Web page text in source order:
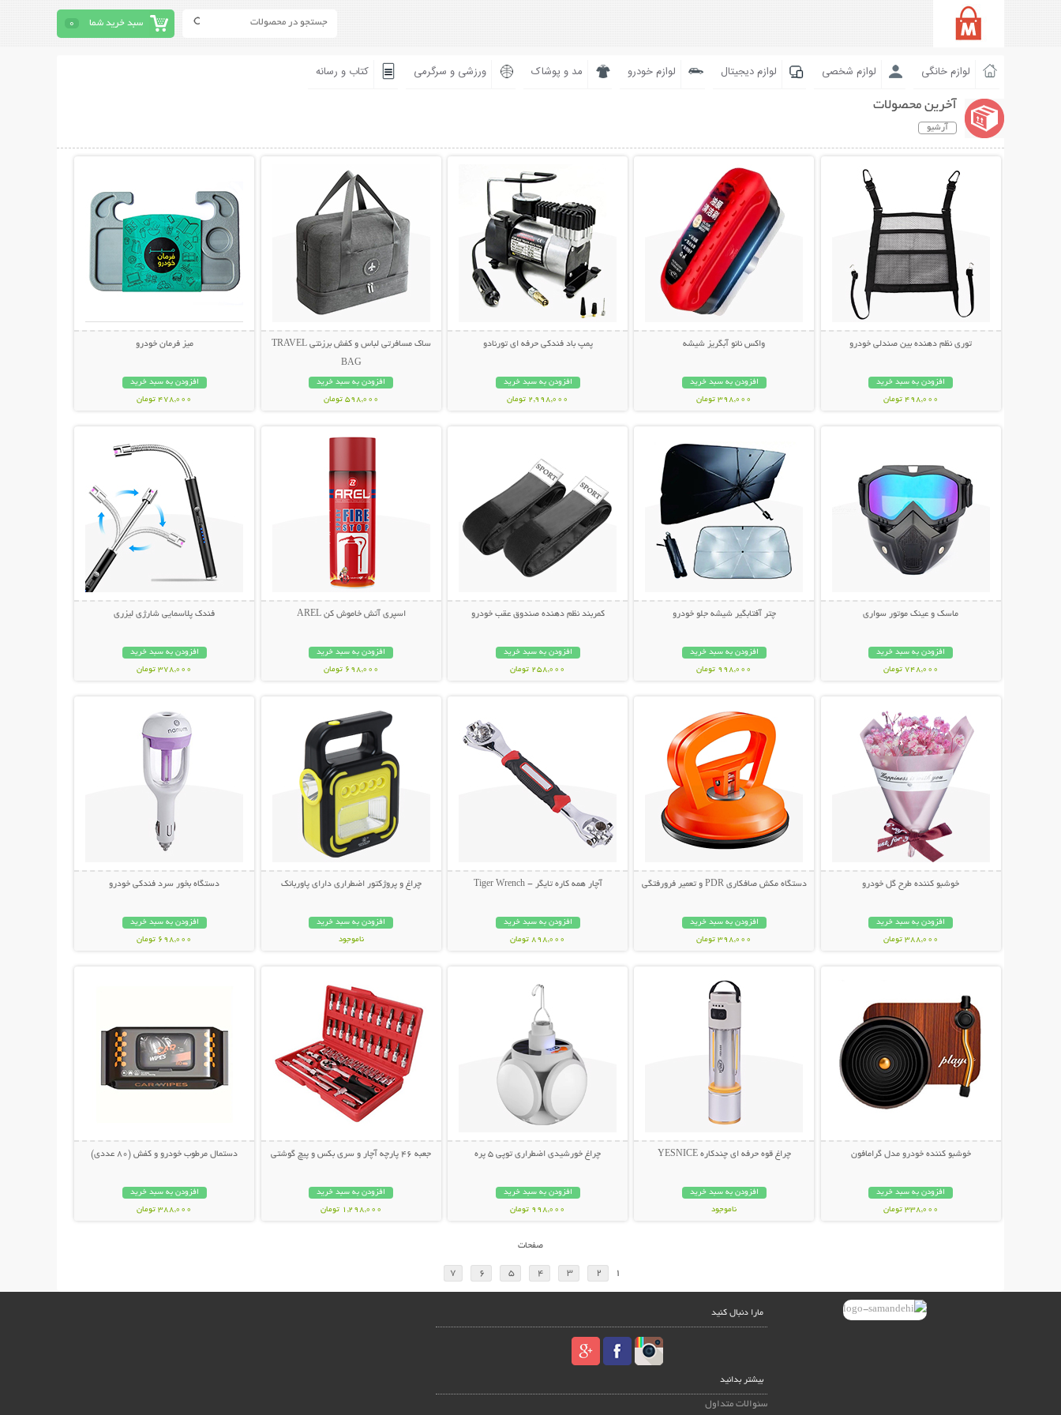
سبد خرید شما 0
لوازم خانگی لوازم شخصی لوازم دیجیتال لوازم خودرو مد و پوشاک ورزشی و سرگرمی کتاب و رسانه
آخرین محصولات
آرشیو
توری نظم دهنده بین صندلی خودرو
افزودن به سبد خرید
498,000 تومان
واکس نانو آبگریز شیشه
افزودن به سبد خرید
398,000 تومان
پمپ باد فندکی حرفه ای تورنادو
افزودن به سبد خرید
2,998,000 تومان
ساک مسافرتی لباس و کفش برزنتی TRAVEL
BAG
افزودن به سبد خرید
598,000 تومان
میز فرمان خودرو
افزودن به سبد خرید
478,000 تومان
ماسک و عینک موتور سواری
افزودن به سبد خرید
748,000 تومان
چتر آفتابگیر شیشه جلو خودرو
افزودن به سبد خرید
998,000 تومان
کمربند نظم دهنده صندوق عقب خودرو
افزودن به سبد خرید
258,000 تومان
اسپری آتش خاموش کن AREL
افزودن به سبد خرید
698,000 تومان
فندک پلاسمایی شارژی لیزری
افزودن به سبد خرید
378,000 تومان
خوشبو کننده طرح گل خودرو
افزودن به سبد خرید
388,000 تومان
دستگاه مکش صافکاری PDR و تعمیر فرورفتگی
افزودن به سبد خرید
398,000 تومان
آچار همه کاره تایگر - Tiger Wrench
افزودن به سبد خرید
898,000 تومان
چراغ و پروژکتور اضطراری دارای پاوربانک
افزودن به سبد خرید
ناموجود
دستگاه بخور سرد فندکی خودرو
افزودن به سبد خرید
698,000 تومان
خوشبو کننده خودرو مدل گرامافون
افزودن به سبد خرید
338,000 تومان
چراغ قوه حرفه ای چندکاره YESNICE
افزودن به سبد خرید
ناموجود
چراغ خورشیدی اضطراری توپی 5 پره
افزودن به سبد خرید
998,000 تومان
جعبه 46 پارچه آچار و سری بکس و پیچ گوشتی
افزودن به سبد خرید
1,298,000 تومان
دستمال مرطوب خودرو و کفش (80 عددی)
افزودن به سبد خرید
388,000 تومان
صفحات
1
2
3
4
5
6
7
مارا دنبال کنید
بیشتر بدانید
سئوالات متداول